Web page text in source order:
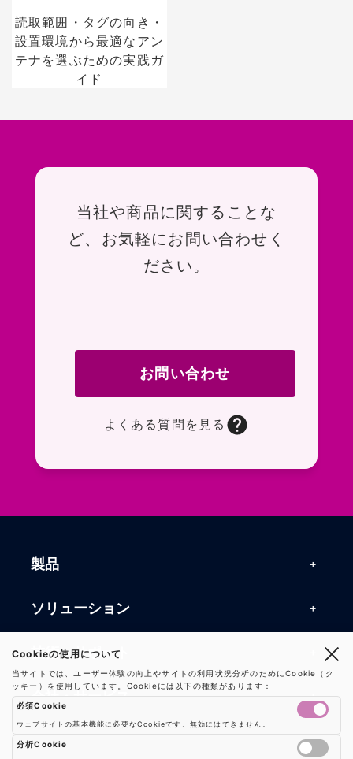
読取範囲・タグの向き・
設置環境から最適なアン
テナを選ぶための実践ガ
イド
お問い合わせ
当社や商品に関することな
ど、お気軽にお問い合わせく
ださい。
お問い合わせ
よくある質問を見る
製品
製品一覧
RFIDリーダー
RFIDチップ・モジュール
RFIDアンテナ
RFIDプリンター
RFIDタグ
ソリューション
RFIDソリューション
RFIDとセンサー
マシンビジョン
防爆製品
技術・サポート
技術記事一覧
活用事例
よくある質問
会社・サービス
会社概要
事業内容
Cookieの使用について
当サイトでは、ユーザー体験の向上やサイトの利用状況分析のためにCookie（ク
ッキー）を使用しています。Cookieには以下の種類があります：
必須Cookie
ウェブサイトの基本機能に必要なCookieです。無効にはできません。
分析Cookie